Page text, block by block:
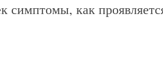
симптомы, как